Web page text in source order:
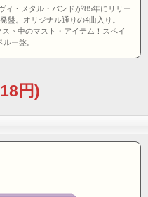
ィ・メタル・バンドが'85年にリリー
盤。オリジナル通りの4曲入り。
ト中のマスト・アイテム！スペイ
ー盤。
円)